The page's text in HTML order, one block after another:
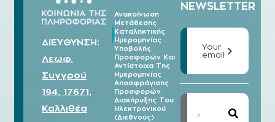
ΔΙΕΥΘΥΝΣΗ:
Λεωφ.
Συγγρού
194, 17671,
Καλλιθέα
Ανακοίνωση
Μετάθεσης
Καταληκτικής
Ημερομηνίας
Υποβολής
Προσφορών Και
Αντίστοιχα Της
Ημερομηνίας
Αποσφράγισης
Προσφορών
Διακήρυξης Του
Ηλεκτρονικού
(Διεθνούς)
NEWSLETTER
Your
email